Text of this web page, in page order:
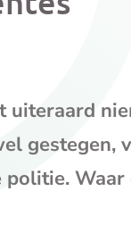
uiteraard
gestegen,
politie.